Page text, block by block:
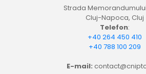
Strada
Cluj-Napoca, Cluj
Telefon:
+40 264 450 410
+40 788 100 209
E-mail: